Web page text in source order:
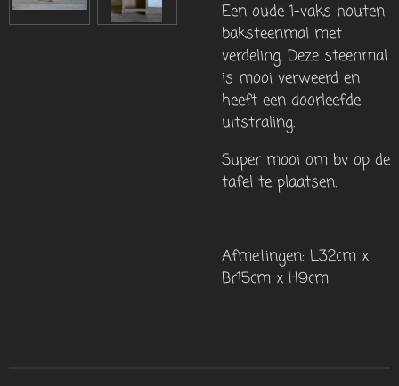
Een oude 1-vaks houten
baksteenmal met
verdeling. Deze steenmal
is mooi verweerd en
heeft een doorleefde
uitstraling.
Super mooi om bv op de
tafel te plaatsen.
Afmetingen: L32cm x
Br15cm x H9cm